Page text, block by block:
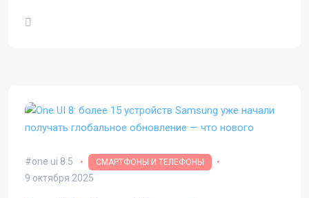
one ui 8.5 СМАРТФОНЫ И ТЕЛЕФОНЫ
9 октября 2025